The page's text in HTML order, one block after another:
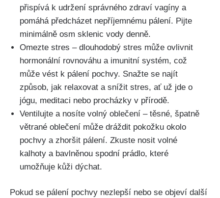
přispívá​ k udržení ⁤správného zdraví​ vagíny a
pomáhá předcházet nepříjemnému pálení. ‌Pijte
minimálně osm sklenic vody denně.
Omezte‍ stres – dlouhodobý stres ‌může⁢ ovlivnit
hormonální rovnováhu a⁣ imunitní systém, což
může vést k pálení pochvy. Snažte ⁢se⁢ najít
způsob,​ jak relaxovat a snížit ‍stres, ať⁤ už jde ‍o
jógu, meditaci⁤ nebo⁣ procházky v přírodě.
Ventilujte a‍ nosíte volný ⁢oblečení – těsné, špatně
větrané oblečení může dráždit pokožku​ okolo
pochvy a zhoršit pálení. Zkuste nosit volné
kalhoty a bavlněnou spodní ‍prádlo, které‍
umožňuje kůži‌ dýchat.
Pokud se pálení pochvy nezlepší nebo se ‌objeví⁤ další